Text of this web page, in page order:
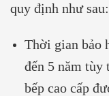
quy định như sau:
Thời gian bảo
đến 5 năm tùy
bếp cao cấp